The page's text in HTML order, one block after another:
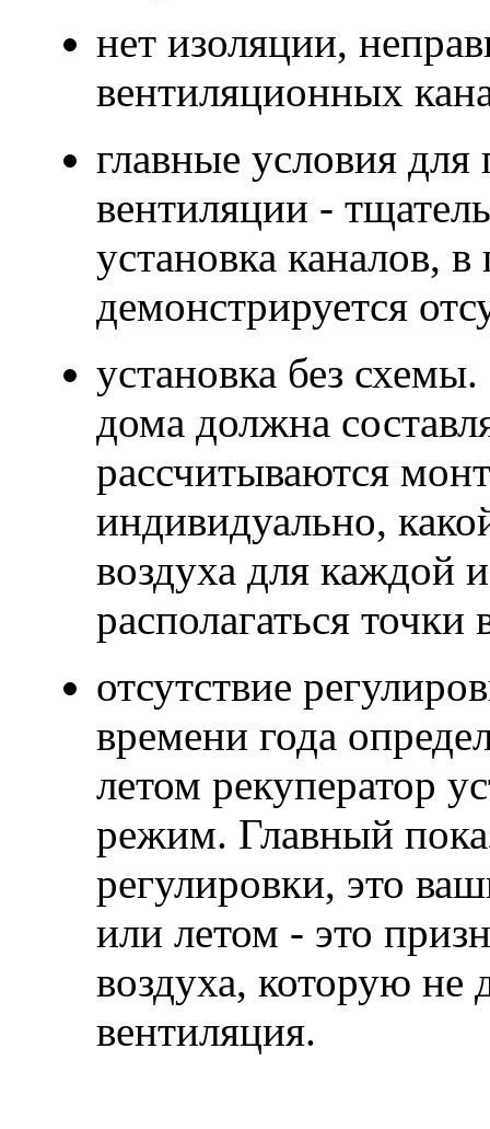
нет изоляции,
вентиляционных
главные условия
вентиляции -
установка каналов,
демонстрируется
установка без
дома должна
рассчитываются
индивидуально,
воздуха для каждой
располагаться точки
отсутствие
времени года
летом рекуператор
режим. Главный
регулировки, это
или летом - это
воздуха, которую не
вентиляция.